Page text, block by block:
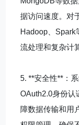
据访问速度。对
Hadoop、Spark
流处理和复杂计
5. **安全性**：
OAuth2.0身份认
障数据传输和用